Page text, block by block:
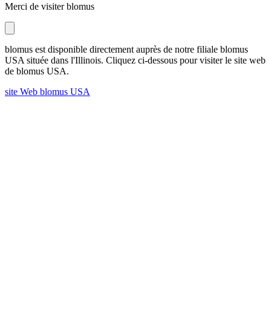
Merci de visiter blomus
blomus est disponible directement auprès de notre filiale blomus
USA située dans l'Illinois. Cliquez ci-dessous pour visiter le site web
de blomus USA.
site Web blomus USA